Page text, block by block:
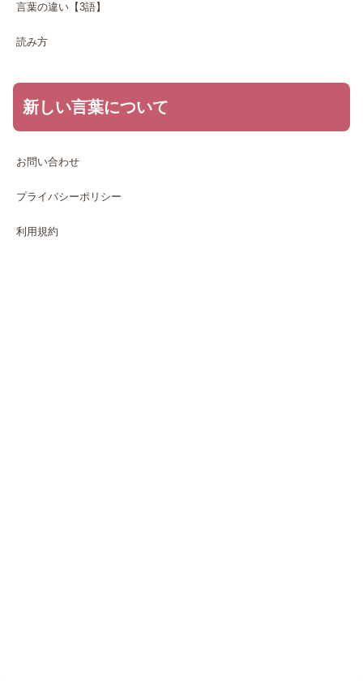
言葉の違い【3語】
読み方
新しい言葉について
お問い合わせ
プライバシーポリシー
利用規約